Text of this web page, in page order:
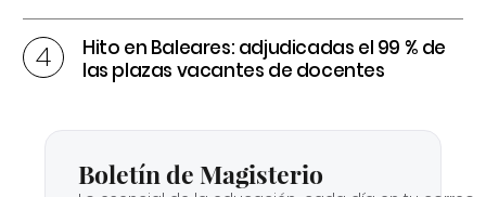
Hito en Baleares: adjudicadas el 99 % de
las plazas vacantes de docentes
Boletín de Magisterio